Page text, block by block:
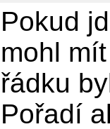
Pokud
mohl
řádku
Pořadí